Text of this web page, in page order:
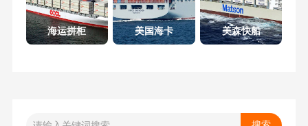
海运拼柜 美国海卡 美森快船